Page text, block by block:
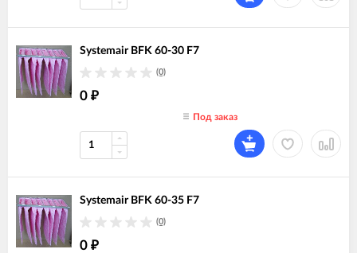
Systemair BFK 60-30 F7
(0)
0 ₽
Под заказ
Systemair BFK 60-35 F7
(0)
0 ₽